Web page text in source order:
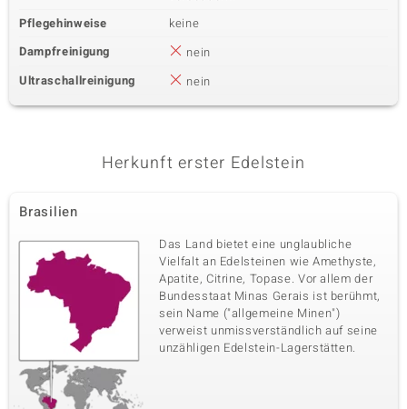
Pflegehinweise
keine
Dampfreinigung
nein
Ultraschallreinigung
nein
Herkunft erster Edelstein
Brasilien
Das Land bietet eine unglaubliche
Vielfalt an Edelsteinen wie Amethyste,
Apatite, Citrine, Topase. Vor allem der
Bundesstaat Minas Gerais ist berühmt,
sein Name ("allgemeine Minen")
verweist unmissverständlich auf seine
unzähligen Edelstein-Lagerstätten.